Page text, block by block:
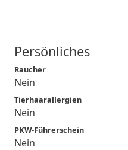
Persönliches
Raucher
Nein
Tierhaarallergien
Nein
PKW-Führerschein
Nein